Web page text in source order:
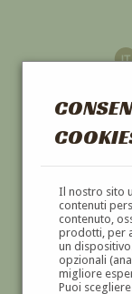
Il nostro sito
contenuti
contenuto,
prodotti, per
un
opzionali
migliore
Puoi